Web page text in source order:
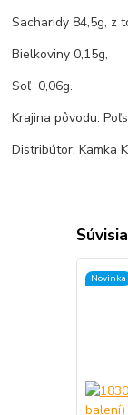
Sacharidy 84,5g, z
Bielkoviny 0,15g,
Soľ 0,06g.
Krajina pôvodu:
Distribútor: Kamka
Novinka